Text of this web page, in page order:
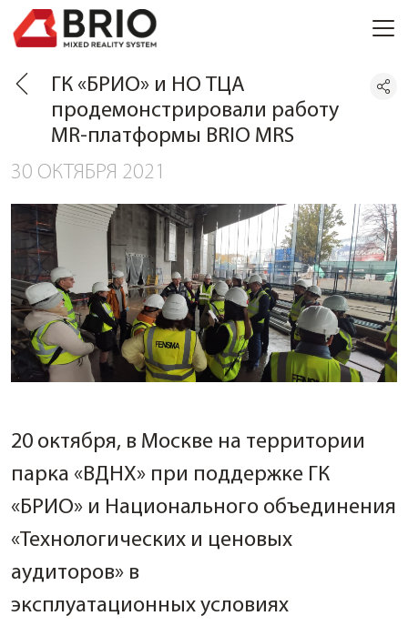
ГК «БРИО» и НО ТЦА
продемонстрировали работу
MR-платформы BRIO MRS
30 ОКТЯБРЯ 2021
20 октября, в Москве на территории
парка «ВДНХ» при поддержке ГК
«БРИО» и Национального объединения
«Технологических и ценовых
аудиторов» в
эксплуатационных условиях